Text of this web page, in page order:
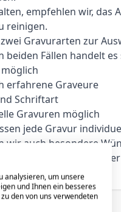
empfehlen wir,
reinigen.
Gravurarten zur
Fällen handelt
erfahrene Graveure
Schriftart
Gravuren möglich
jede Gravur
wir auch besondere
vom Umtausch,
analysieren, um unsere
und Ihnen ein besseres
den von uns verwendeten